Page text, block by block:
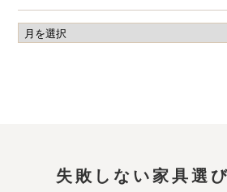
失敗しない家具選